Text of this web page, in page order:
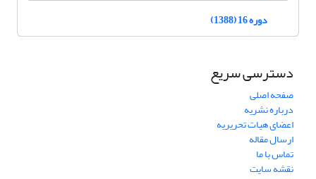
دوره 16 (1388)
دسترسی سریع
صفحه اصلی
درباره نشریه
اعضای هیات تحریریه
ارسال مقاله
تماس با ما
نقشه سایت